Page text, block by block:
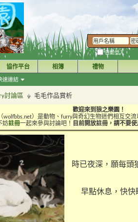
自動登入
速連結
協作平台 相簿 禮物
討論區 毛毛作品賞析
歡迎來到狼之樂園！
wolfbbs.net）是動物、furry與奇幻生物迷們相互交
妨註冊一起來參與討論吧！ 目前開放註冊，請不要
時已夜深，願每頭
早點休息，快快